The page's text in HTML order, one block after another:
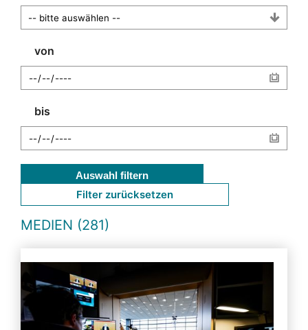
von
bis
Auswahl filtern
Filter zurücksetzen
MEDIEN (281)